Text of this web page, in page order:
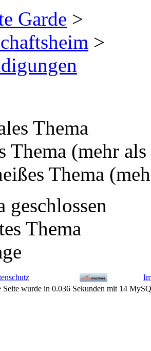
Garde >
>
Thema
Thema (mehr
Thema
geschlossen
Thema
Seite wurde in 0.036 Sekunden mit 14